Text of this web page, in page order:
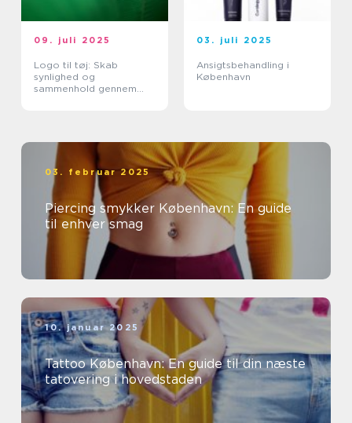
09. juli 2025
Logo til tøj: Skab
synlighed og
sammenhold gennem
03. juli 2025
Ansigtsbehandling i
København
03. februar 2025
Piercing smykker København: En guide
til enhver smag
10. januar 2025
Tattoo København: En guide til din næste
tatovering i hovedstaden